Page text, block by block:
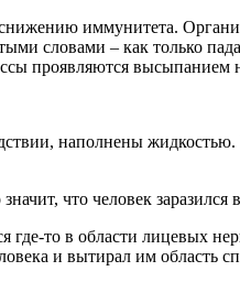
иммунитета.
словами – как только
проявляются высыпанием
наполнены
значит, что человек
где-то в области лицевых
и вытирал им область